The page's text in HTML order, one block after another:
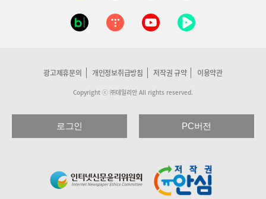
광고제휴문의 개인정보취급방침 저작권 규약 이용약관
Copyright ⓒ ㈜데일리안 All rights reserved.
로그인 PC버전